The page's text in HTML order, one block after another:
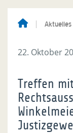
Aktuelles
22. Oktober
Treffen